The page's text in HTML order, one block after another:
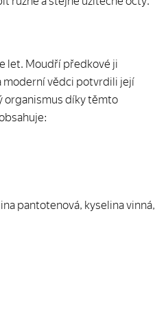
let. Moudří předkové ji
moderní vědci potvrdili její
organismus díky těmto
pantotenová, kyselina vinná,